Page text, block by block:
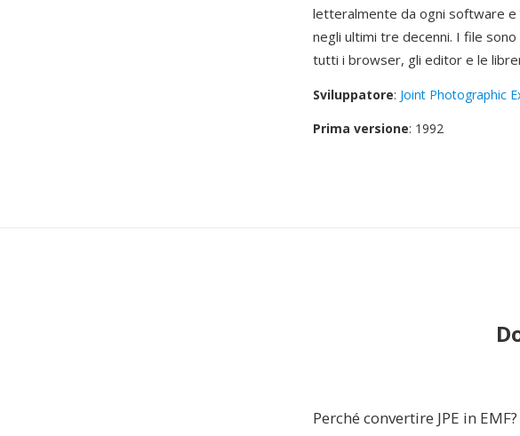
letteralmente da ogni software
negli ultimi tre decenni. I file
tutti i browser, gli editor e le
Sviluppatore: Joint Photographic
Prima versione: 1992
Perché convertire JPE in EMF?